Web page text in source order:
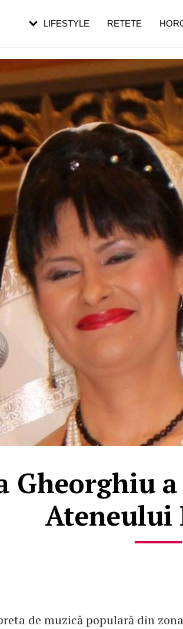
Gheorghiu
Ateneului
de muzică populară din
LIFESTYLE RETETEpe măsură